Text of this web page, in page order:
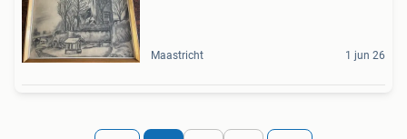
Maastricht 1 jun 26